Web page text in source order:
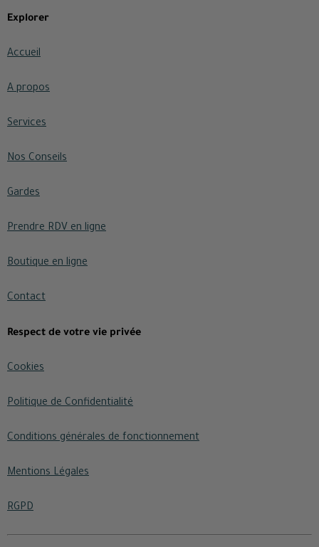
Explorer
Accueil
A propos
Services
Nos Conseils
Gardes
Prendre RDV en ligne
Boutique en ligne
Contact
Respect de votre vie privée
Cookies
Politique de Confidentialité
Conditions générales de fonctionnement
Mentions Légales
RGPD